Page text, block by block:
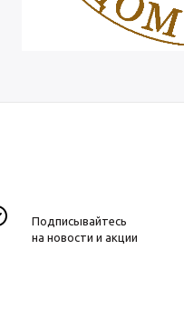
Подписывайтесь
на новости и акции